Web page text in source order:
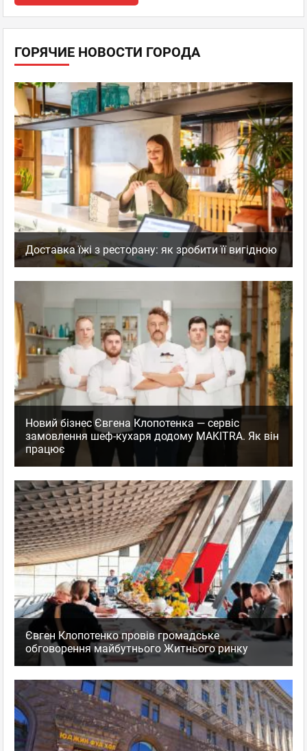
ГОРЯЧИЕ НОВОСТИ ГОРОДА
Доставка їжі з ресторану: як зробити її вигідною
Новий бізнес Євгена Клопотенка — сервіс
замовлення шеф-кухаря додому MAKITRA. Як він
працює
Євген Клопотенко провів громадське
обговорення майбутнього Житнього ринку